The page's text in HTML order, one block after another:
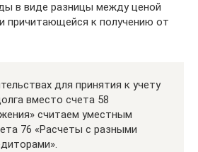
в виде разницы между ценой
причитающейся к получению от
для принятия к учету
вместо счета 58
считаем уместным
76 «Расчеты с разными